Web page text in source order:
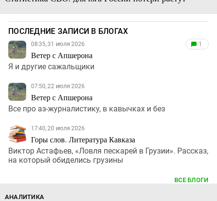
ПОСЛЕДНИЕ ЗАПИСИ В БЛОГАХ
08:35, 31 июля 2026
Ветер с Апшерона
1
Я и другие сажальщики
07:50, 22 июля 2026
Ветер с Апшерона
Все про аз-журналистику, в кавычках и без
17:40, 20 июля 2026
Горы слов. Литература Кавказа
Виктор Астафьев, «Ловля пескарей в Грузии». Рассказ,
на который обиделись грузины
ВСЕ БЛОГИ
АНАЛИТИКА